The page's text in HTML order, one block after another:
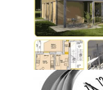
ARCON 3D